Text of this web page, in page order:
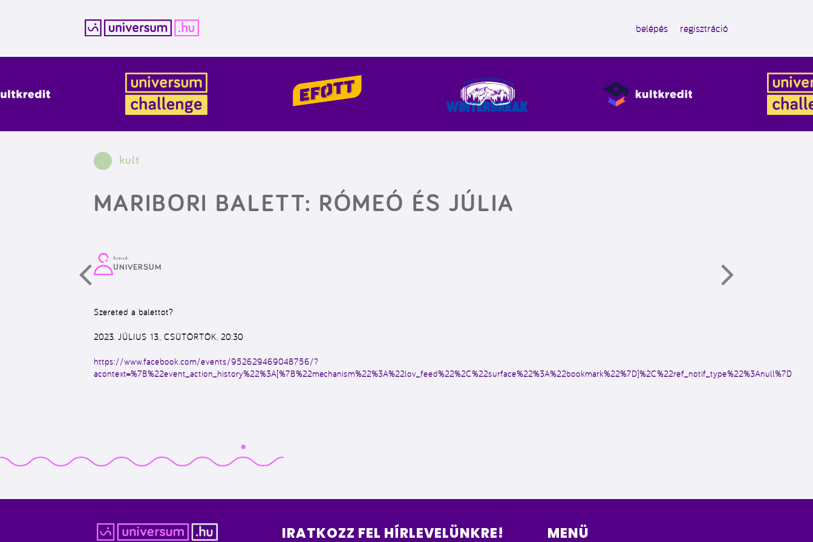
belépés regisztráció
kult
MARIBORI BALETT: RÓMEÓ ÉS JÚLIA
Szerző:
UNIVERSUM
Szereted a balettot?
2023. JÚLIUS 13., CSÜTÖRTÖK, 20:30
https://www.facebook.com/events/952629469048756/?
acontext=%7B%22event_action_history%22%3A[%7B%22mechanism%22%3A%22lov_feed%22%2C%22surface%22%3A%22bookmark%22%7D]%2C%22ref_notif_type%22%3Anull%7D
IRATKOZZ FEL HÍRLEVELÜNKRE! MENÜ